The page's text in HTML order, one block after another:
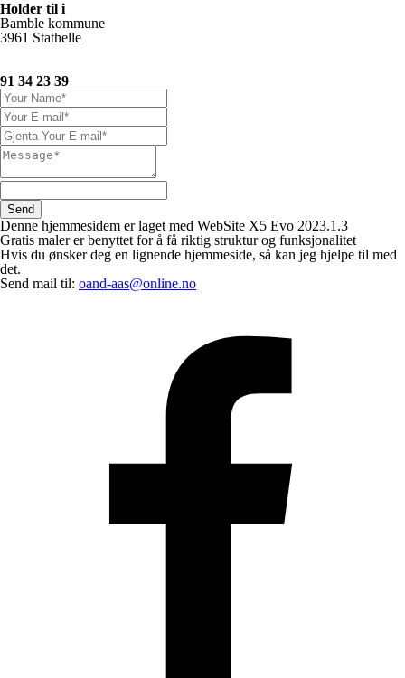
Holder til i
Bamble kommune
3961 Stathelle
91 34 23 39
Denne hjemmesidem er laget med WebSite X5 Evo 2023.1.3
Gratis maler er benyttet for å få riktig struktur og funksjonalitet
Hvis du ønsker deg en lignende hjemmeside, så kan jeg hjelpe til med
det.
Send mail til: oand-aas@online.no